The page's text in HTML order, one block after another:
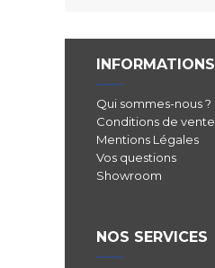
INFORMATIONS
Qui sommes-nous ?
Conditions de vente
Mentions Légales
Vos questions
Showroom
NOS SERVICES